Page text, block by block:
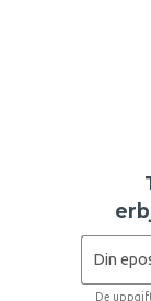
De